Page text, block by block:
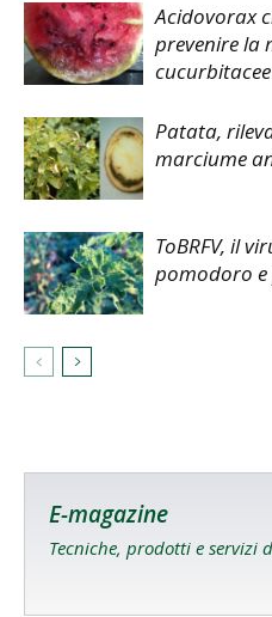
Acidovorax
prevenire la
cucurbitacee
Patata,
marciume
ToBRFV, il
pomodoro e
E-magazine
Tecniche, prodotti e servizi